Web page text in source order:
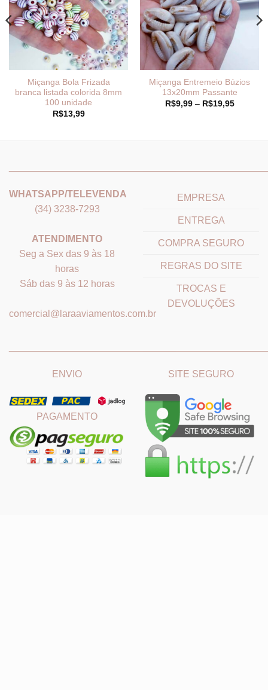
Miçanga Bola Frizada
branca listada colorida 8mm
100 unidade
R$13,99
Miçanga Entremeio Búzios
13x20mm Passante
R$9,99 – R$19,95Faixa
WHATSAPP/TELEVENDA
(34) 3238-7293
ATENDIMENTO
Seg a Sex das 9 às 18
horas
Sáb das 9 às 12 horas
comercial@laraaviamentos.com.br
EMPRESA
ENTREGA
COMPRA SEGURO
REGRAS DO SITE
TROCAS E
DEVOLUÇÕES
ENVIO
PAGAMENTO
SITE SEGURO